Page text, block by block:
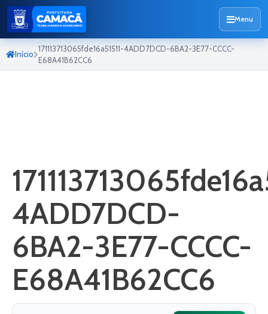
Menu
Início
171113713065fde16a51511-4ADD7DCD-6BA2-3E77-CCCC-
E68A41B62CC6
4ADD7DCD-
6BA2-3E77-CCCC-
E68A41B62CC6